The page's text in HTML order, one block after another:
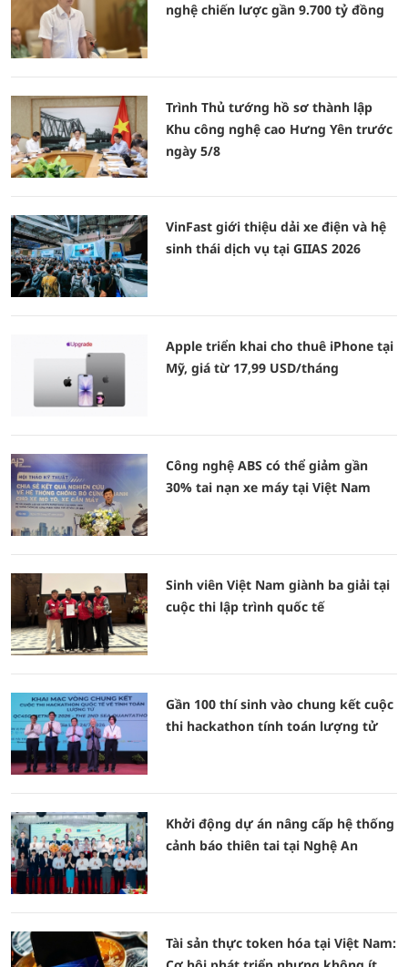
nghệ chiến lược gần 9.700 tỷ đồng
Trình Thủ tướng hồ sơ thành lập
Khu công nghệ cao Hưng Yên trước
ngày 5/8
VinFast giới thiệu dải xe điện và hệ
sinh thái dịch vụ tại GIIAS 2026
Apple triển khai cho thuê iPhone tại
Mỹ, giá từ 17,99 USD/tháng
Công nghệ ABS có thể giảm gần
30% tai nạn xe máy tại Việt Nam
Sinh viên Việt Nam giành ba giải tại
cuộc thi lập trình quốc tế
Gần 100 thí sinh vào chung kết cuộc
thi hackathon tính toán lượng tử
Khởi động dự án nâng cấp hệ thống
cảnh báo thiên tai tại Nghệ An
Tài sản thực token hóa tại Việt Nam: